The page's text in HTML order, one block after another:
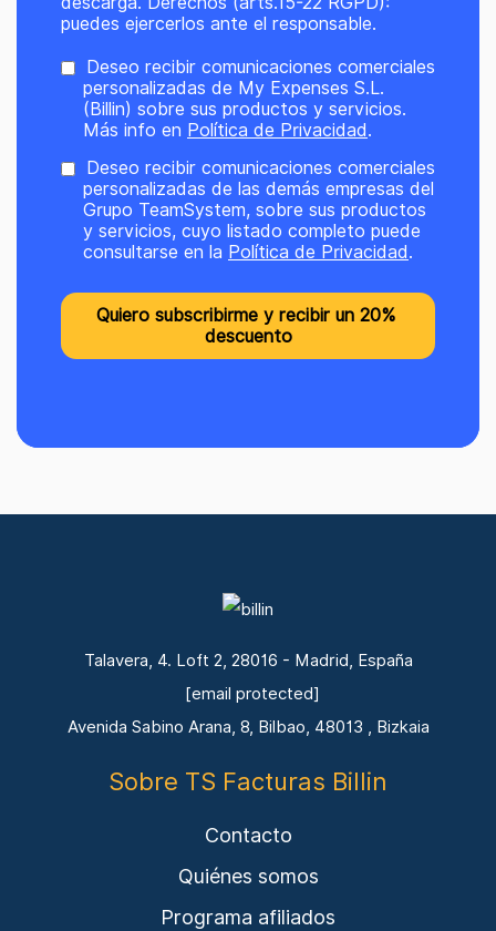
puedes ejercerlos ante el responsable.
Deseo recibir comunicaciones comerciales
personalizadas de My Expenses S.L.
(Billin) sobre sus productos y servicios.
Más info en Política de Privacidad .
Deseo recibir comunicaciones comerciales
personalizadas de las demás empresas del
Grupo TeamSystem, sobre sus productos
y servicios, cuyo listado completo puede
consultarse en la Política de Privacidad .
Talavera, 4. Loft 2, 28016 - Madrid, España
[email protected]
Avenida Sabino Arana, 8, Bilbao, 48013 , Bizkaia
Sobre TS Facturas Billin
Contacto
Quiénes somos
Programa afiliados